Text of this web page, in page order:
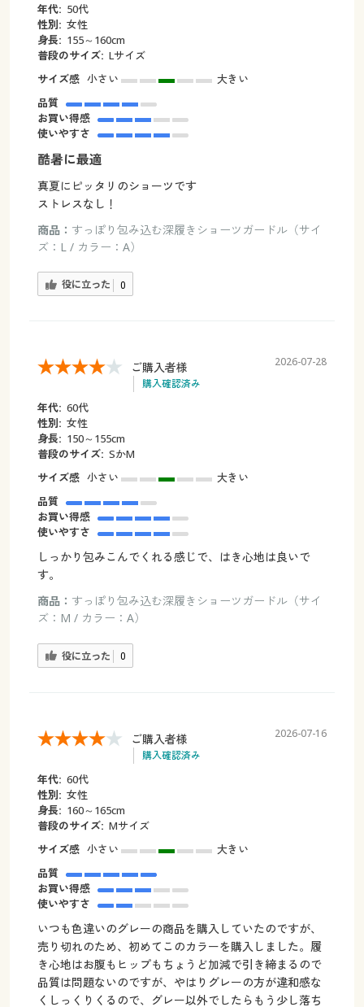
年代: 50代
性別: 女性
身長: 155～160cm
普段のサイズ: Lサイズ
サイズ感 小さい
大きい
品質
お買い得感
使いやすさ
酷暑に最適
真夏にピッタリのショーツです
ストレスなし！
商品： すっぽり包み込む深履きショーツガードル（サイ
ズ：L / カラー：A）
役に立った 0
ご購入者様
購入確認済み
2026-07-28
年代: 60代
性別: 女性
身長: 150～155cm
普段のサイズ: SかM
サイズ感 小さい
大きい
品質
お買い得感
使いやすさ
しっかり包みこんでくれる感じで、はき心地は良いで
す。
商品： すっぽり包み込む深履きショーツガードル（サイ
ズ：M / カラー：A）
役に立った 0
ご購入者様
購入確認済み
2026-07-16
年代: 60代
性別: 女性
身長: 160～165cm
普段のサイズ: Mサイズ
サイズ感 小さい
大きい
品質
お買い得感
使いやすさ
いつも色違いのグレーの商品を購入していたのですが、
売り切れのため、初めてこのカラーを購入しました。履
き心地はお腹もヒップもちょうど加減で引き締まるので
品質は問題ないのですが、やはりグレーの方が違和感な
くしっくりくるので、グレー以外でしたらもう少し落ち